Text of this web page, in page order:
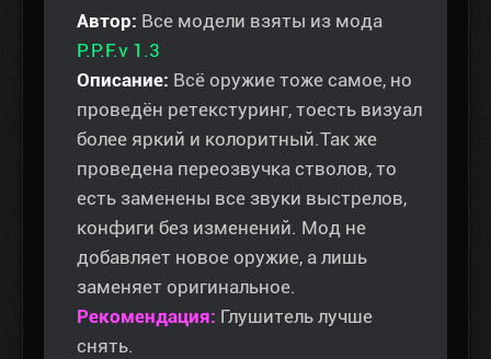
Автор: Все модели взяты из мода
P.P.F.v 1.3
Описание: Всё оружие тоже самое, но
проведён ретекстуринг, тоесть визуал
более яркий и колоритный.Так же
проведена переозвучка стволов, то
есть заменены все звуки выстрелов,
конфиги без изменений. Мод не
добавляет новое оружие, а лишь
заменяет оригинальное.
Рекомендация: Глушитель лучше
снять.